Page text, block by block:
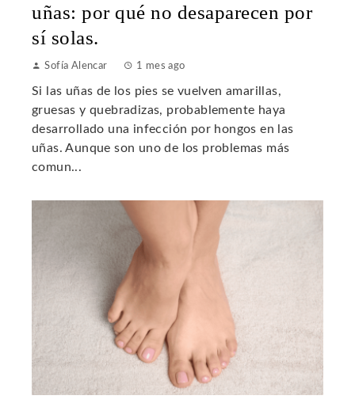
uñas: por qué no desaparecen por
sí solas.
Sofía Alencar 1 mes ago
Si las uñas de los pies se vuelven amarillas,
gruesas y quebradizas, probablemente haya
desarrollado una infección por hongos en las
uñas. Aunque son uno de los problemas más
comun...